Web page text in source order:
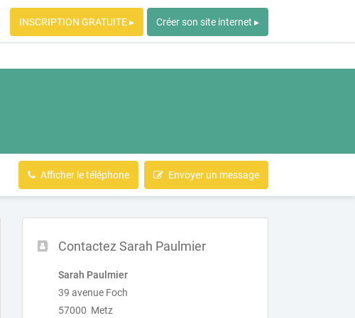
INSCRIPTION GRATUITE ▸ Créer son site internet ▸
Afficher le téléphone Envoyer un message
Contactez Sarah Paulmier
Sarah Paulmier
39 avenue Foch
57000 Metz